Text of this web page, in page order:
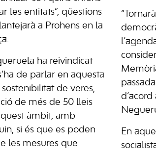
les entitats”, qüestions
a Prohens en la
ha reivindicat
de parlar en aquesta
de veres,
de més de 50 lleis
àmbit, amb
si és que es poden
les mesures que
En